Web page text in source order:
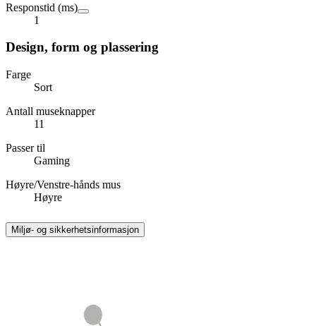
Responstid (ms)
1
Design, form og plassering
Farge
Sort
Antall museknapper
11
Passer til
Gaming
Høyre/Venstre-hånds mus
Høyre
Miljø- og sikkerhetsinformasjon